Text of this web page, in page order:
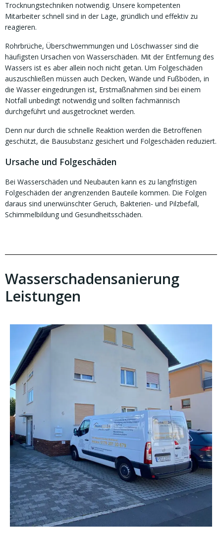
Trocknungstechniken notwendig. Unsere kompetenten
Mitarbeiter schnell sind in der Lage, gründlich und effektiv zu
reagieren.
Rohrbrüche, Überschwemmungen und Löschwasser sind die
häufigsten Ursachen von Wasserschäden. Mit der Entfernung des
Wassers ist es aber allein noch nicht getan. Um Folgeschäden
auszuschließen müssen auch Decken, Wände und Fußböden, in
die Wasser eingedrungen ist, Erstmaßnahmen sind bei einem
Notfall unbedingt notwendig und sollten fachmännisch
durchgeführt und ausgetrocknet werden.
Denn nur durch die schnelle Reaktion werden die Betroffenen
geschützt, die Bausubstanz gesichert und Folgeschäden reduziert.
Ursache und Folgeschäden
Bei Wasserschäden und Neubauten kann es zu langfristigen
Folgeschäden der angrenzenden Bauteile kommen. Die Folgen
daraus sind unerwünschter Geruch, Bakterien- und Pilzbefall,
Schimmelbildung und Gesundheitsschäden.
Wasserschadensanierung
Leistungen